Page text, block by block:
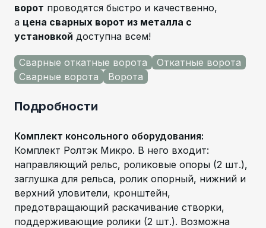
ворот проводятся быстро и качественно,
а цена сварных ворот из металла с
установкой доступна всем!
Сварные откатные ворота
Откатные ворота
Сварные ворота
Ворота
Подробности
Комплект консольного оборудования:
Комплект Ролтэк Микро. В него входит:
направляющий рельс, роликовые опоры (2 шт.),
заглушка для рельса, ролик опорный, нижний и
верхний уловители, кронштейн,
предотвращающий раскачивание створки,
поддерживающие ролики (2 шт.). Возможна